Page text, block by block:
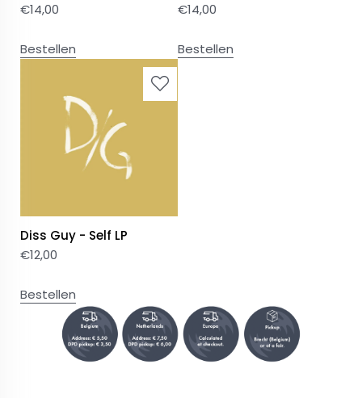
€14,00
Bestellen
€14,00
Bestellen
Diss Guy - Self LP
€12,00
Bestellen